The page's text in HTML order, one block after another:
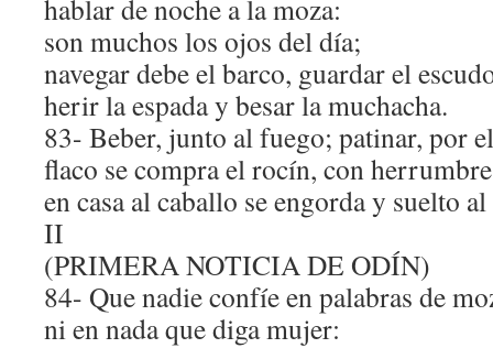
hablar de noche a la moza:
son muchos los ojos del día;
navegar debe el barco, guardar el
herir la espada y besar la muchacha.
83- Beber, junto al fuego; patinar, por
flaco se compra el rocín, con
en casa al caballo se engorda y suelto
II
(PRIMERA NOTICIA DE ODÍN)
84- Que nadie confíe en palabras de
ni en nada que diga mujer: